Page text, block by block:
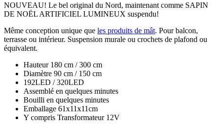
NOUVEAU! Le bel original du Nord, maintenant comme SAPIN
DE NOËL ARTIFICIEL LUMINEUX suspendu!
Même conception unique que les produits de mât. Pour balcon,
terrasse ou intérieur. Suspension murale ou crochets de plafond ou
équivalent.
Hauteur 180 cm / 300 cm
Diamètre 90 cm / 150 cm
192LED / 320LED
Assemblé en quelques minutes
Bouilli en quelques minutes
Emballage 61x11x11cm
Y compris Transformateur 12V